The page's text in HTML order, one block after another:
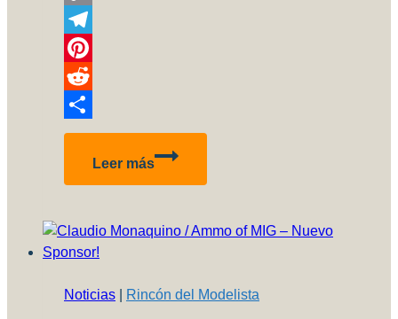
Copy
Link
Telegram
Pinterest
Reddit
Compartir
Leer más
Poniendo
“Puerta
–
Noticias Rincón del Modelista